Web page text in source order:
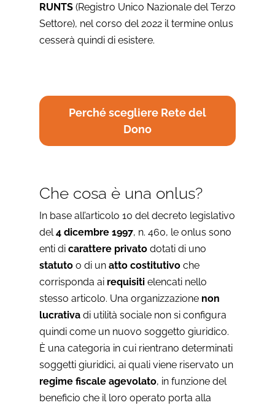
RUNTS (Registro Unico Nazionale del Terzo
Settore), nel corso del 2022 il termine onlus
cesserà quindi di esistere.
Perché scegliere Rete del
Dono
Che cosa è una onlus?
In base all’articolo 10 del decreto legislativo
del4 dicembre 1997, n. 460, le onlus sono
enti di carattere privato dotati di uno
statuto o di un atto costitutivo che
corrisponda ai requisiti elencati nello
stesso articolo. Una organizzazione non
lucrativa di utilità sociale non si configura
quindi come un nuovo soggetto giuridico.
È una categoria in cui rientrano determinati
soggetti giuridici, ai quali viene riservato un
regime fiscale agevolato, in funzione del
beneficio che il loro operato porta alla